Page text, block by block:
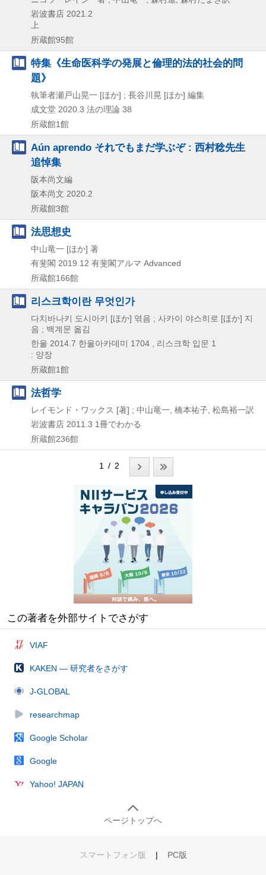
岩波書店 2021.2
上
所蔵館95館
特集《生命医科学の発展と倫理的法的社会的問
題》
執筆者瀬戸山晃一 [ほか] ; 長谷川晃 [ほか] 編集
成文堂 2020.3 法の理論 38
所蔵館1館
Aún aprendo それでもまだ学ぶぞ : 西村稔先生
追悼集
阪本尚文編
阪本尚文 2020.2
所蔵館3館
法思想史
中山竜一 [ほか] 著
有斐閣 2019.12 有斐閣アルマ Advanced
所蔵館166館
리스크학이란 무엇인가
다치바나키 도시아키 [ほか] 엮음 ; 사카이 야스히로 [ほか] 지
음 ; 백계문 옮김
한울 2014.7 한울아카데미 1704 , 리스크학 입문 1
: 양장
所蔵館1館
法哲学
レイモンド・ワックス [著] ; 中山竜一, 橋本祐子, 松島裕一訳
岩波書店 2011.3 1冊でわかる
所蔵館236館
1 / 2
この著者を外部サイトでさがす
VIAF
KAKEN — 研究者をさがす
J-GLOBAL
researchmap
Google Scholar
Google
Yahoo! JAPAN
ページトップへ
スマートフォン版 | PC版